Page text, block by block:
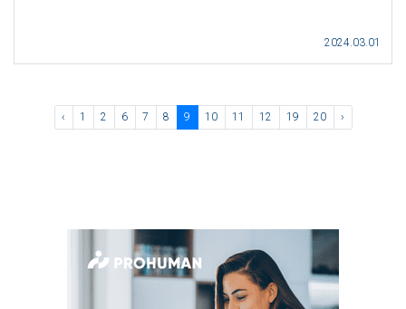
2024.03.01
‹ 1 2 6 7 8 9 10 11 12 19 20 ›